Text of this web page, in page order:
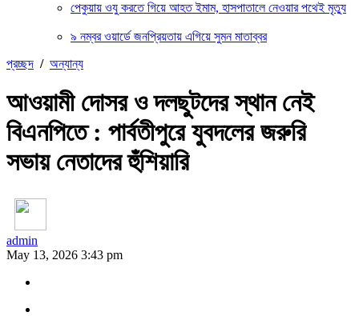
পেকুয়ায় ওযু করতে গিয়ে আহত ইমাম, হাসপাতালে নেওয়ার পথেই মৃত্যু
৯ নম্বর ওয়ার্ডে জনপ্রিয়তায় এগিয়ে সুমন মাতাব্বর
প্রচ্ছদ / অন্যান্য
আওয়ামী দোসর ও দলছুটদের স্থান নেই
বিএনপিতে : পার্বতীপুরে যুবদলের জরুরি
সভায় নেতাদের হুঁশিয়ারি
admin
May 13, 2026 3:43 pm